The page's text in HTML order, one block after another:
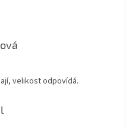
5 z 5 hvězdiček.
velikost odpovídá.
5 z 5 hvězdiček.